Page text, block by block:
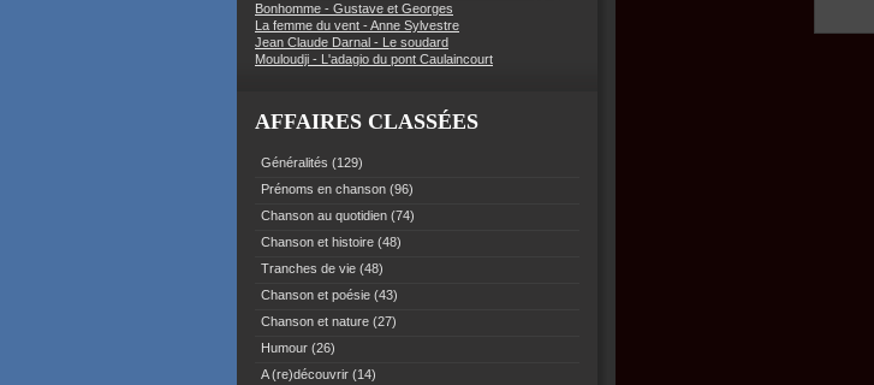
Bonhomme - Gustave et Georges
La femme du vent - Anne Sylvestre
Jean Claude Darnal - Le soudard
Mouloudji - L'adagio du pont Caulaincourt
AFFAIRES CLASSÉES
Généralités (129)
Prénoms en chanson (96)
Chanson au quotidien (74)
Chanson et histoire (48)
Tranches de vie (48)
Chanson et poésie (43)
Chanson et nature (27)
Humour (26)
A (re)découvrir (14)